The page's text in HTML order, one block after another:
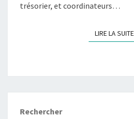
trésorier, et coordinateurs…
LIRE LA SUITE
Rechercher